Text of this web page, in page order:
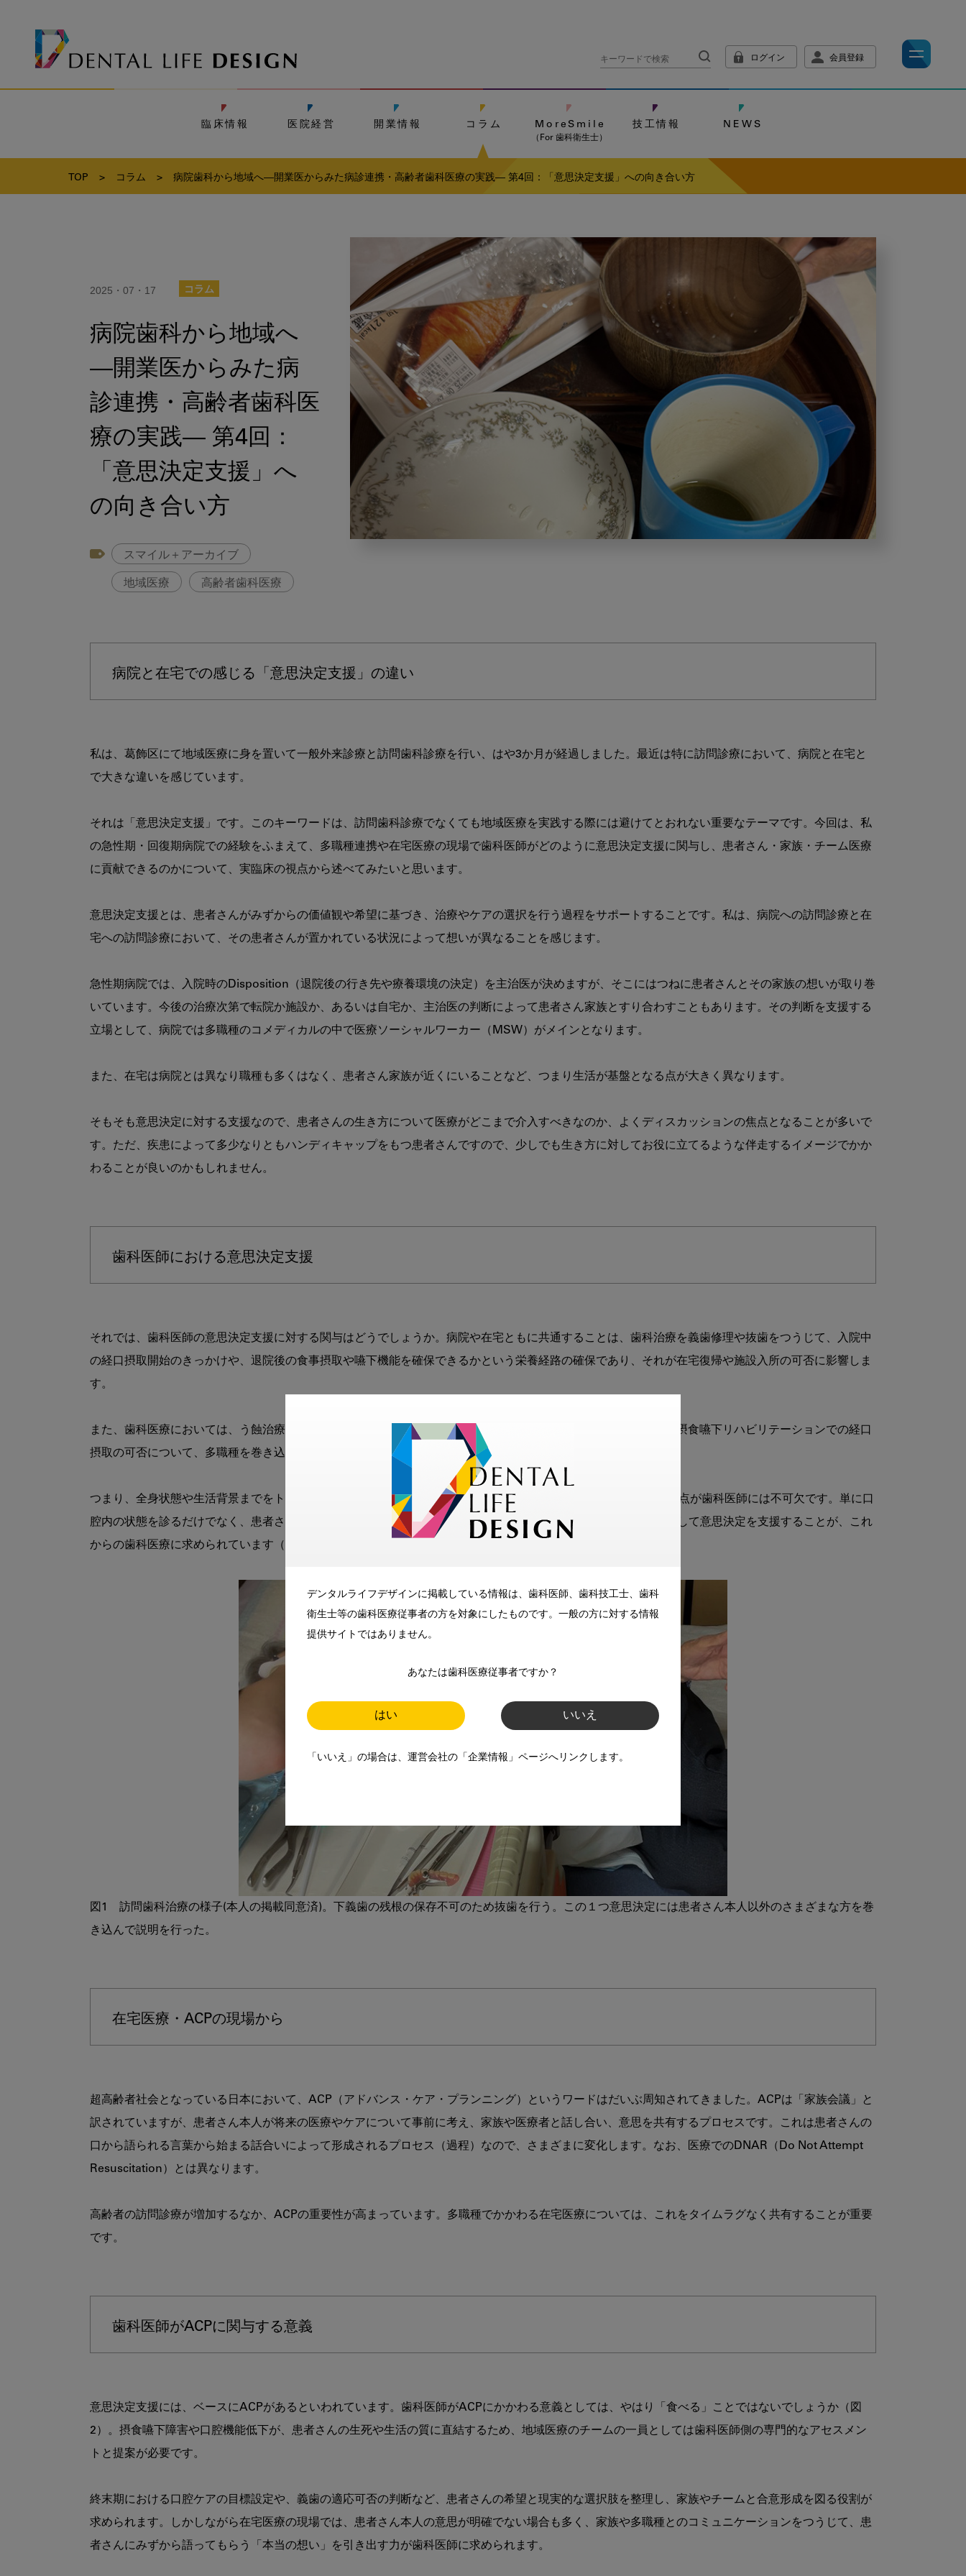
デンタルライフデザインに掲載している情報は、歯科医師、歯科技工士、歯科
衛生士等の歯科医療従事者の方を対象にしたものです。一般の方に対する情報
提供サイトではありません。
あなたは歯科医療従事者ですか？
はい いいえ
「いいえ」の場合は、運営会社の「企業情報」ページへリンクします。
ログイン 会員登録
臨床情報 医院経営 開業情報 コラム MoreSmile
（For 歯科衛生士）
技工情報 NEWS
TOP > コラム > 病院歯科から地域へ―開業医からみた病診連携・高齢者歯科医療の実践― 第4回：「意思決定支援」への向き合い方
2025・07・17 コラム
病院歯科から地域へ
―開業医からみた病
診連携・高齢者歯科医
療の実践― 第4回：
「意思決定支援」へ
の向き合い方
スマイル＋アーカイブ
地域医療 高齢者歯科医療
地
へ
か
病
診
連
携・
者
科
の
実
―
4
回：
思
定
向
病院と在宅での感じる「意思決定支援」の違い
私は、葛飾区にて地域医療に身を置いて一般外来診療と訪問歯科診療を行い、はや3か月が経過しました。最近は特に訪問診療において、病院と在宅と
で大きな違いを感じています。
それは「意思決定支援」です。このキーワードは、訪問歯科診療でなくても地域医療を実践する際には避けてとおれない重要なテーマです。今回は、私
の急性期・回復期病院での経験をふまえて、多職種連携や在宅医療の現場で歯科医師がどのように意思決定支援に関与し、患者さん・家族・チーム医療
に貢献できるのかについて、実臨床の視点から述べてみたいと思います。
意思決定支援とは、患者さんがみずからの価値観や希望に基づき、治療やケアの選択を行う過程をサポートすることです。私は、病院への訪問診療と在
宅への訪問診療において、その患者さんが置かれている状況によって想いが異なることを感じます。
急性期病院では、入院時のDisposition（退院後の行き先や療養環境の決定）を主治医が決めますが、そこにはつねに患者さんとその家族の想いが取り巻
いています。今後の治療次第で転院か施設か、あるいは自宅か、主治医の判断によって患者さん家族とすり合わすこともあります。その判断を支援する
立場として、病院では多職種のコメディカルの中で医療ソーシャルワーカー（MSW）がメインとなります。
また、在宅は病院とは異なり職種も多くはなく、患者さん家族が近くにいることなど、つまり生活が基盤となる点が大きく異なります。
そもそも意思決定に対する支援なので、患者さんの生き方について医療がどこまで介入すべきなのか、よくディスカッションの焦点となることが多いで
す。ただ、疾患によって多少なりともハンディキャップをもつ患者さんですので、少しでも生き方に対してお役に立てるような伴走するイメージでかか
わることが良いのかもしれません。
歯科医師における意思決定支援
それでは、歯科医師の意思決定支援に対する関与はどうでしょうか。病院や在宅ともに共通することは、歯科治療を義歯修理や抜歯をつうじて、入院中
の経口摂取開始のきっかけや、退院後の食事摂取や嚥下機能を確保できるかという栄養経路の確保であり、それが在宅復帰や施設入所の可否に影響しま
す。
また、歯科医療においては、う蝕治療や義歯作製・修理、抜歯といった治療処置だけでなく、終末期の口腔ケアや摂食嚥下リハビリテーションでの経口
摂取の可否について、多職種を巻き込んだ意思決定の場面で、患者さんの意思を尊重した支援が求められます。
つまり、全身状態や生活背景までをトータルでアセスメントし生活に寄り添う、すなわち“Extensivist”としての視点が歯科医師には不可欠です。単に口
腔内の状態を診るだけでなく、患者さんの生活の質（QOL）や家族の介護力、社会的背景も含めて、多職種と協働して意思決定を支援することが、これ
からの歯科医療に求められています（図1）。
図1　訪問歯科治療の様子(本人の掲載同意済)。下義歯の残根の保存不可のため抜歯を行う。この１つ意思決定には患者さん本人以外のさまざまな方を巻
き込んで説明を行った。
在宅医療・ACPの現場から
超高齢者社会となっている日本において、ACP（アドバンス・ケア・プランニング）というワードはだいぶ周知されてきました。ACPは「家族会議」と
訳されていますが、患者さん本人が将来の医療やケアについて事前に考え、家族や医療者と話し合い、意思を共有するプロセスです。これは患者さんの
口から語られる言葉から始まる話合いによって形成されるプロセス（過程）なので、さまざまに変化します。なお、医療でのDNAR（Do Not Attempt
Resuscitation）とは異なります。
高齢者の訪問診療が増加するなか、ACPの重要性が高まっています。多職種でかかわる在宅医療については、これをタイムラグなく共有することが重要
です。
歯科医師がACPに関与する意義
意思決定支援には、ベースにACPがあるといわれています。歯科医師がACPにかかわる意義としては、やはり「食べる」ことではないでしょうか（図
2）。摂食嚥下障害や口腔機能低下が、患者さんの生死や生活の質に直結するため、地域医療のチームの一員としては歯科医師側の専門的なアセスメン
トと提案が必要です。
終末期における口腔ケアの目標設定や、義歯の適応可否の判断など、患者さんの希望と現実的な選択肢を整理し、家族やチームと合意形成を図る役割が
求められます。しかしながら在宅医療の現場では、患者さん本人の意思が明確でない場合も多く、家族や多職種とのコミュニケーションをつうじて、患
者さんにみずから語ってもらう「本当の想い」を引き出す力が歯科医師に求められます。